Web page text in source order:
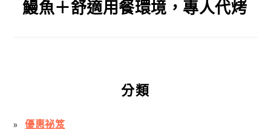
鰻魚＋舒適用餐環境，專人代烤
分類
優惠祕笈